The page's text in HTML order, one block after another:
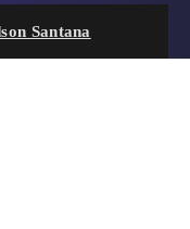
Santana